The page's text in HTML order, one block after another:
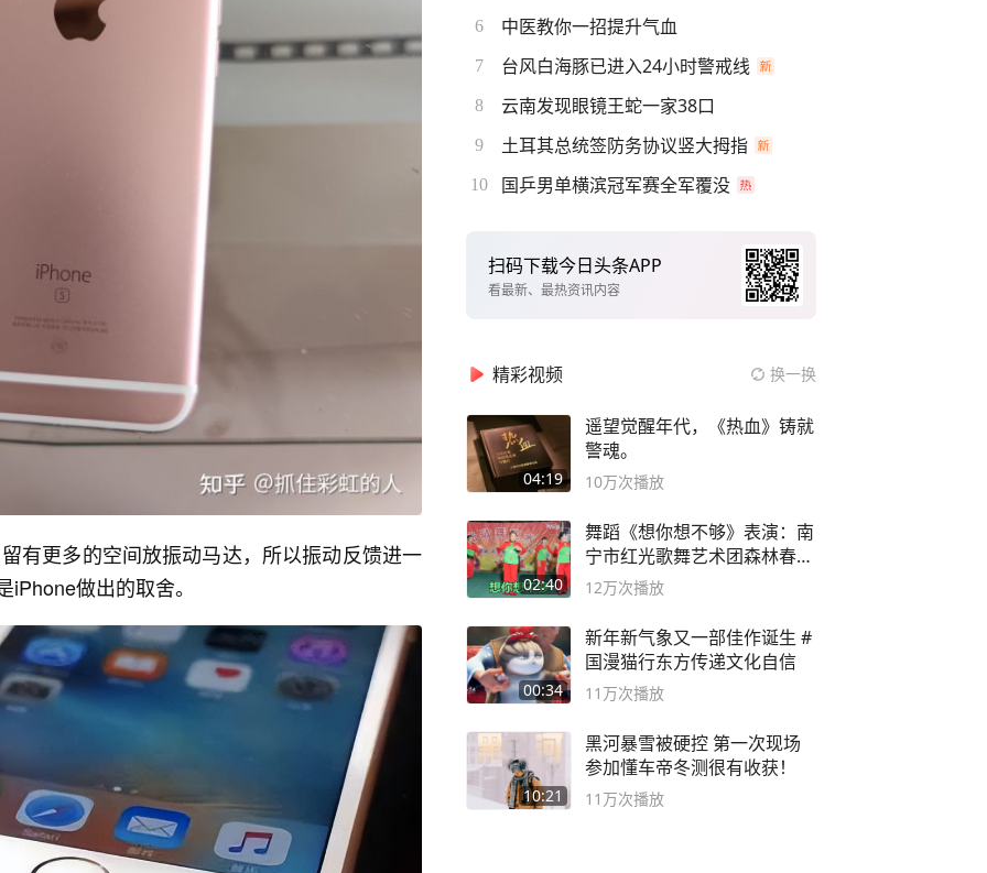
有更多的空间放振动马达，所以振动反馈进一
做出的取舍。
6 中医教你一招提升气血
7 台风白海豚已进入24小时警戒线
8 云南发现眼镜王蛇一家38口
9 土耳其总统签防务协议竖大拇指
10 国乒男单横滨冠军赛全军覆没
扫码下载今日头条APP
看最新、最热资讯内容
精彩视频 换一换
04:19
遥望觉醒年代，《热血》铸就
警魂。
10万次播放
02:40
舞蹈《想你想不够》表演：南
宁市红光歌舞艺术团森林春红
舞蹈队。
12万次播放
00:34
新年新气象又一部佳作诞生 #
国漫猫行东方传递文化自信
11万次播放
10:21
黑河暴雪被硬控 第一次现场
参加懂车帝冬测很有收获！
11万次播放